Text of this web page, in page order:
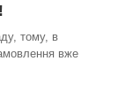
тому, в
вже